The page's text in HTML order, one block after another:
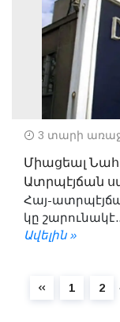
3 տարի
Միացեալ
Ատրպէյճան
Հայ-
կը
Ավելին »
1 2